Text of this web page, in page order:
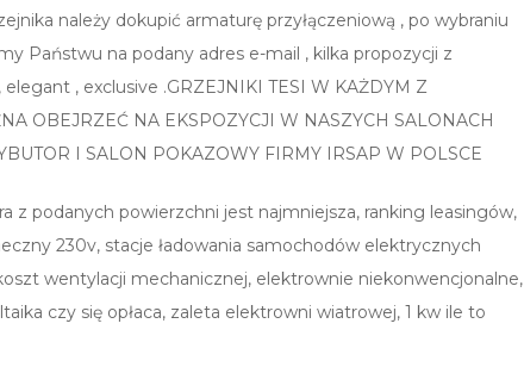
należy dokupić armaturę przyłączeniową , po wybraniu
Państwu na podany adres e-mail , kilka propozycji z
, exclusive .GRZEJNIKI TESI W KAŻDYM Z
OBEJRZEĆ NA EKSPOZYCJI W NASZYCH SALONACH
I SALON POKAZOWY FIRMY IRSAP W POLSCE
z podanych powierzchni jest najmniejsza, ranking leasingów,
230v, stacje ładowania samochodów elektrycznych
wentylacji mechanicznej, elektrownie niekonwencjonalne,
czy się opłaca, zaleta elektrowni wiatrowej, 1 kw ile to